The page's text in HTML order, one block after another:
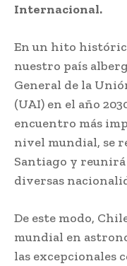
Internacional.
En un hito
nuestro país
General de la
(UAI) en el año
encuentro más
nivel mundial, se
Santiago y reunirá
diversas
De este modo,
mundial en
las excepcionales